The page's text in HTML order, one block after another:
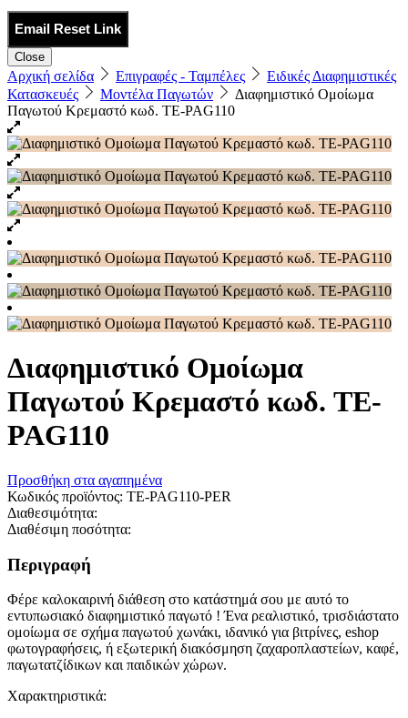
Email Reset Link
Close
Αρχική σελίδα Επιγραφές - Ταμπέλες
Ειδικές Διαφημιστικές
Κατασκευές
Μοντέλα Παγωτών
Διαφημιστικό Ομοίωμα
Παγωτού Kρεμαστό κωδ. TE-PAG110
Διαφημιστικό Ομοίωμα
Παγωτού Kρεμαστό κωδ. TE-
PAG110
Προσθήκη στα αγαπημένα
Κωδικός προϊόντος: TE-PAG110-PER
Διαθεσιμότητα:
Διαθέσιμη ποσότητα:
Περιγραφή
Φέρε καλοκαιρινή διάθεση στο κατάστημά σου με αυτό το
εντυπωσιακό διαφημιστικό παγωτό ! Ένα ρεαλιστικό, τρισδιάστατο
ομοίωμα σε σχήμα παγωτού χωνάκι, ιδανικό για βιτρίνες, eshop
φωτογραφήσεις, ή εξωτερική διακόσμηση ζαχαροπλαστείων, καφέ,
παγωτατζίδικων και παιδικών χώρων.
Χαρακτηριστικά: